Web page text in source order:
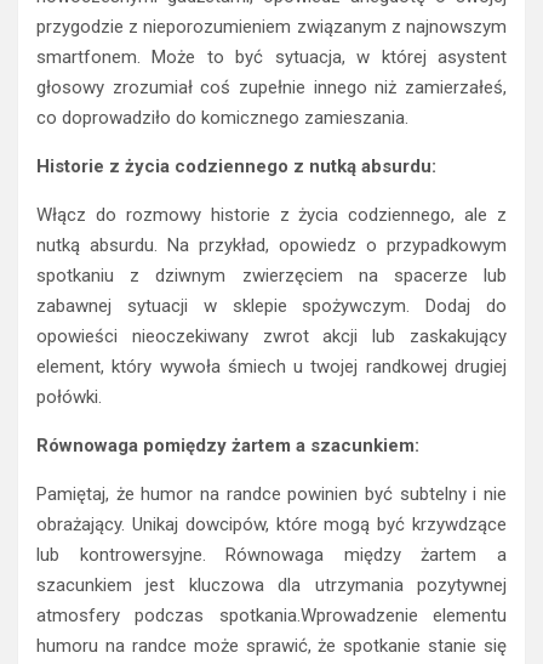
przygodzie z nieporozumieniem związanym z najnowszym
smartfonem. Może to być sytuacja, w której asystent
głosowy zrozumiał coś zupełnie innego niż zamierzałeś,
co doprowadziło do komicznego zamieszania.
Historie z życia codziennego z nutką absurdu:
Włącz do rozmowy historie z życia codziennego, ale z
nutką absurdu. Na przykład, opowiedz o przypadkowym
spotkaniu z dziwnym zwierzęciem na spacerze lub
zabawnej sytuacji w sklepie spożywczym. Dodaj do
opowieści nieoczekiwany zwrot akcji lub zaskakujący
element, który wywoła śmiech u twojej randkowej drugiej
połówki.
Równowaga pomiędzy żartem a szacunkiem:
Pamiętaj, że humor na randce powinien być subtelny i nie
obrażający. Unikaj dowcipów, które mogą być krzywdzące
lub kontrowersyjne. Równowaga między żartem a
szacunkiem jest kluczowa dla utrzymania pozytywnej
atmosfery podczas spotkania.Wprowadzenie elementu
humoru na randce może sprawić, że spotkanie stanie się